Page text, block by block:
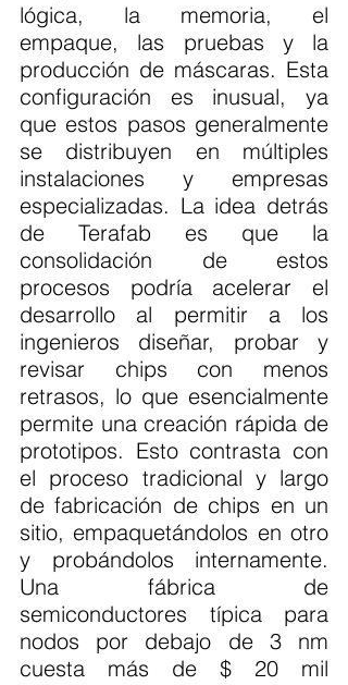
lógica, la memoria, el
empaque, las pruebas y la
producción de máscaras. Esta
configuración es inusual, ya
que estos pasos generalmente
se distribuyen en múltiples
instalaciones y empresas
especializadas. La idea detrás
de Terafab es que la
consolidación de estos
procesos podría acelerar el
desarrollo al permitir a los
ingenieros diseñar, probar y
revisar chips con menos
retrasos, lo que esencialmente
permite una creación rápida de
prototipos. Esto contrasta con
el proceso tradicional y largo
de fabricación de chips en un
sitio, empaquetándolos en otro
y probándolos internamente.
Una fábrica de
semiconductores típica para
nodos por debajo de 3 nm
cuesta más de $ 20 mil